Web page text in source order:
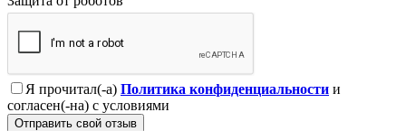
Я прочитал(-а) Политика конфиденциальности и
согласен(-на) с условиями
Отправить свой отзыв